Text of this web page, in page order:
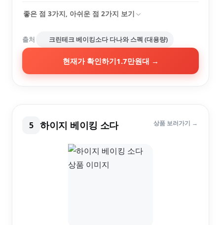
좋은 점 3가지, 아쉬운 점 2가지 보기
출처 크린테크 베이킹소다 다나와 스펙 (대용량)
현재가 확인하기1.7만원대 →
5 하이지 베이킹 소다 상품 보러가기 →